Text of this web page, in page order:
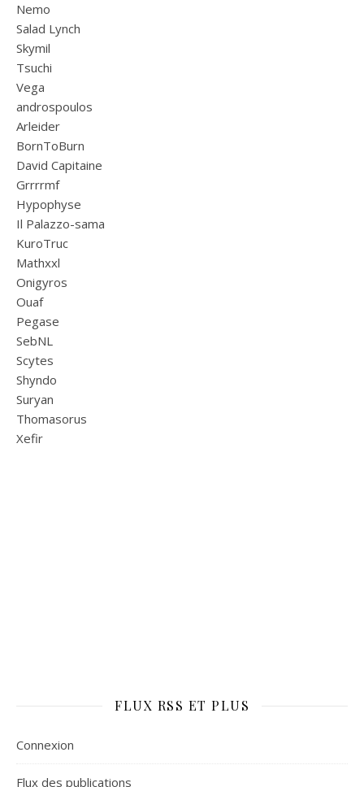
Nemo
Salad Lynch
Skymil
Tsuchi
Vega
androspoulos
Arleider
BornToBurn
David Capitaine
Grrrrmf
Hypophyse
Il Palazzo-sama
KuroTruc
Mathxxl
Onigyros
Ouaf
Pegase
SebNL
Scytes
Shyndo
Suryan
Thomasorus
Xefir
FLUX RSS ET PLUS
Connexion
Flux des publications